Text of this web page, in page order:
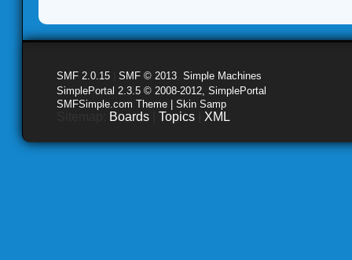
SMF 2.0.15 SMF © 2013 Simple Machines
SimplePortal 2.3.5 © 2008-2012, SimplePortal
SMFSimple.com Theme | Skin Samp
Boards Topics XML